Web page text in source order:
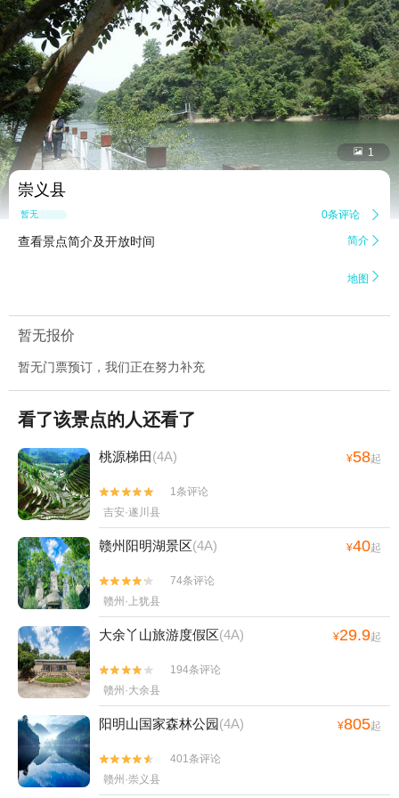
 1
崇义县
暂无点评 0条评论 
查看景点简介及开放时间 简介 
地图 
暂无报价
暂无门票预订，我们正在努力补充
看了该景点的人还看了
桃源梯田(4A) ¥58起


1条评论
吉安·遂川县
赣州阳明湖景区(4A) ¥40起


74条评论
赣州·上犹县
大余丫山旅游度假区(4A) ¥29.9起


194条评论
赣州·大余县
阳明山国家森林公园(4A) ¥805起


401条评论
赣州·崇义县
